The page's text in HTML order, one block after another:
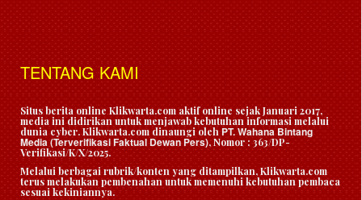
TENTANG KAMI
Situs berita online Klikwarta.com aktif online sejak Januari 2017,
media ini didirikan untuk menjawab kebutuhan informasi melalui
dunia cyber. Klikwarta.com dinaungi oleh PT. Wahana Bintang
Media (Terverifikasi Faktual Dewan Pers), Nomor : 363/DP-
Verifikasi/K/X/2025.
Melalui berbagai rubrik/konten yang ditampilkan, Klikwarta.com
terus melakukan pembenahan untuk memenuhi kebutuhan pembaca
sesuai kekiniannya.